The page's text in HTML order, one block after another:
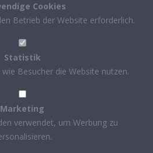
Cookies
Betrieb der Website erforderlich.
Statistik
Besucher die Website nutzen.
Marketing
verwendet, um Werbung zu